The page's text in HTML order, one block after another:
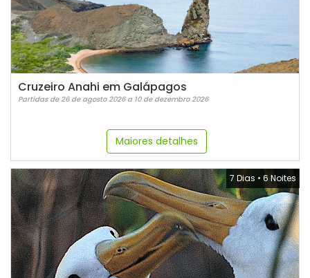
Cruzeiro Anahi em Galápagos
Partidas de 26 de agosto 2026 a 10 de dezembro 2026
Maiores detalhes
7 Dias • 6 Noites